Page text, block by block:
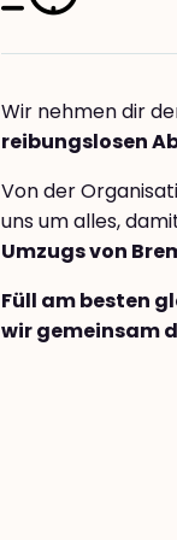
Wir nehmen dir
reibungslosen
Von der
uns um alles,
Umzugs von
Füll am besten
wir gemeinsam